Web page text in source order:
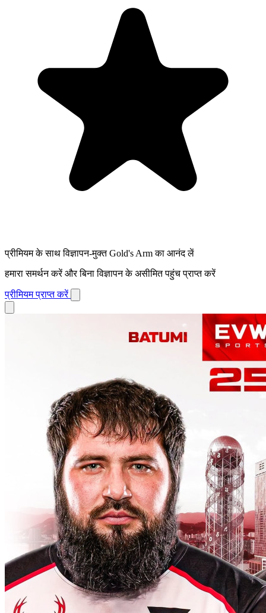
प्रीमियम के साथ विज्ञापन-मुक्त Gold's Arm का आनंद लें
हमारा समर्थन करें और बिना विज्ञापन के असीमित पहुंच प्राप्त करें
प्रीमियम प्राप्त करें